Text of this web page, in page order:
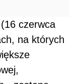
czerwca
na których